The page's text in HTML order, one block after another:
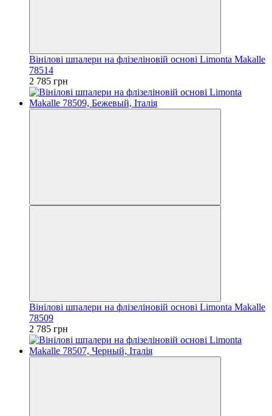
Вінілові шпалери на флізеліновій основі Limonta Makalle
78514
2 785 грн
Вінілові шпалери на флізеліновій основі Limonta Makalle
78509
2 785 грн